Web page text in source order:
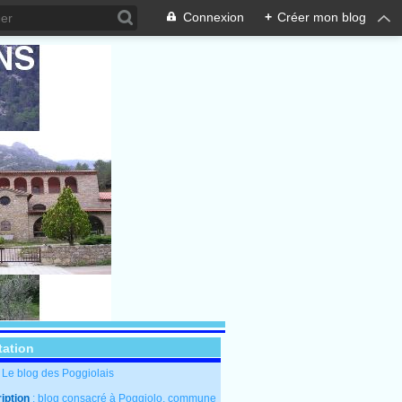
Connexion + Créer mon blog
Le blog des Poggiolais
: blog consacré à Poggiolo, commune